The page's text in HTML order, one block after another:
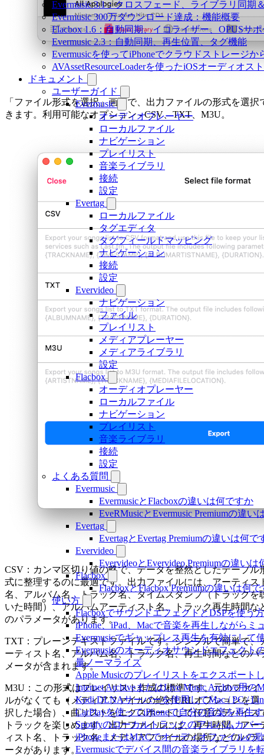
Evermusic 3.1：クロスフェード、ライブラリ同期
Evermusic 300万ダウンロード達成：機能概要
Flacbox 1.6：自動同期、イコライザー、OPUSサ
Evermusic 2.3：自動同期、再生位置、タグ機能
Evermusicを使ってiPhoneでクラウドストレージ
AVAssetResourceLoaderを使ったiOSオーディオス
ドキュメント
ユーザーガイド
Evermusic
オーディオプレーヤー
ローカルファイル
ナビゲーション
プレイリスト
音楽ライブラリ
接続
設定
Evertag
ローカルファイル
タグエディタ
タグフィールドマッピング
ナビゲーション
接続
設定
Evervideo
ナビゲーション
ファイル
プレイリスト
メディアプレーヤー
メディアライブラリ
設定
Flacbox
オーディオプレーヤー
ローカルファイル
ナビゲーション
プレイリスト
音楽ライブラリ
接続
設定
よくある質問
Evermusic
EvermusicとFlacboxの違いは何ですか
EveRMusicとEvermusic Premiumの違い
Evertag
EvertagとEvertag Premiumの違いは何で
Evervideo
EvervideoとEvervideo Premiumの違いは
Flacbox
FlacboxとFlacbox Premiumの違いは何
使い方
FlacboxでサウンドエフェクトとDSPを使う
iPhone、iPad、Macで音楽を再生しながら
Evermusicでギャップレス再生を有効にして
Evermusicのオーディオサウンドエフェク
量ノーマライズ
Apple Musicのプレイリストをエクスポート
Internet ArchiveまたはLive Music Archive用
Kodi DLNAサーバーを使用してMac / PC /
CarPlayを使ってiPhoneで自分の音楽を再生
Spotifyのローカルトラックのアルバムカバ
iPhoneまたはMACでオーディオファイルの
Evermusicでデバイス間の音楽ライブラリ
「ファイル形式を選択」画面で、出力ファイルの形式を選択
きます。利用可能なオプション - CSV、TXT、M3U。
CSV：カンマ区切り値の略で、データを整然としたテーブル
式に整理するのに最適です。出力ファイルには、アーティス
名、アルバム名、トラック名、タイムスタンプ（トラックを
いた時間）、アルバムアーティスト名、トラック再生時間な
のパラメータがあります。
TXT：プレーンテキストファイルです。シンプルで簡単で、
ーティスト名、アルバム名、トラック名、再生時間などのパ
メータが含まれます。
M3U：この形式はプレイリスト作成の標準です。元のファイ
ルがなくても（メディアファイルの絶対URLオプションを選
択した場合）、曲リストをエクスポートして任意のデバイス
トラックを楽しめます。出力ファイルには、再生時間、アー
ィスト名、トラック名、メディアファイルの場所などのパラ
ータがあります。